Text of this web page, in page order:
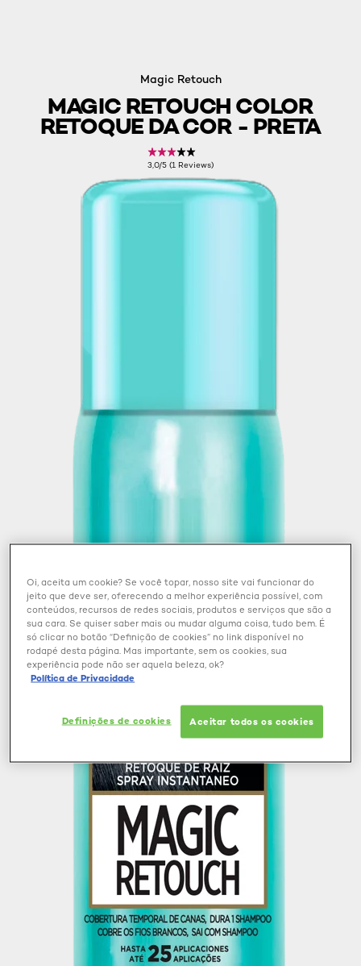
Magic Retouch
MAGIC RETOUCH COLOR
RETOQUE DA COR - PRETA
3,0/5 (1 Reviews)
Oi, aceita um cookie? Se você topar, nosso site vai funcionar do
jeito que deve ser, oferecendo a melhor experiência possível, com
conteúdos, recursos de redes sociais, produtos e serviços que são a
sua cara. Se quiser saber mais ou mudar alguma coisa, tudo bem. É
só clicar no botão “Definição de cookies” no link disponível no
rodapé desta página. Mas importante, sem os cookies, sua
experiência pode não ser aquela beleza, ok?
Política de Privacidade
Definições de cookies Aceitar todos os cookies